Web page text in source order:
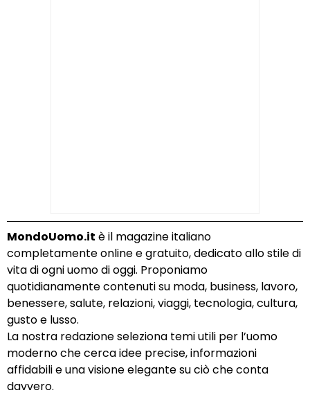
MondoUomo.it è il magazine italiano
completamente online e gratuito, dedicato allo stile di
vita di ogni uomo di oggi. Proponiamo
quotidianamente contenuti su moda, business, lavoro,
benessere, salute, relazioni, viaggi, tecnologia, cultura,
gusto e lusso.
La nostra redazione seleziona temi utili per l’uomo
moderno che cerca idee precise, informazioni
affidabili e una visione elegante su ciò che conta
davvero.